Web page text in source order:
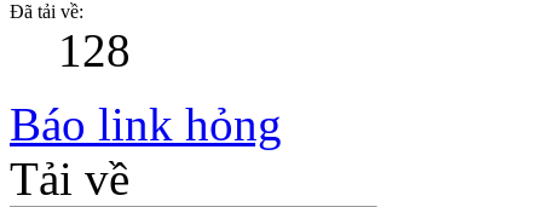
Đã tải về:
128
Báo link hỏng
Tải về